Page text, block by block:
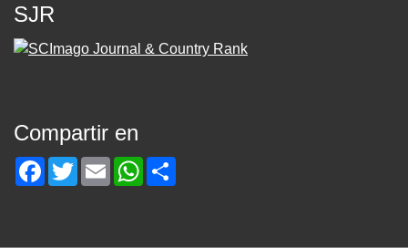
SJR
Compartir en
Facebook
TwitterEmailWhatsApp